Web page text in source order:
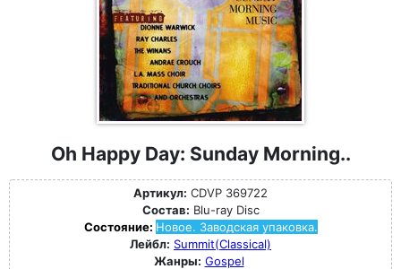
Oh Happy Day: Sunday Morning..
Артикул: CDVP 369722
Состав: Blu-ray Disc
Состояние: Новое. Заводская упаковка.
Лейбл: Summit(Classical)
Жанры: Gospel